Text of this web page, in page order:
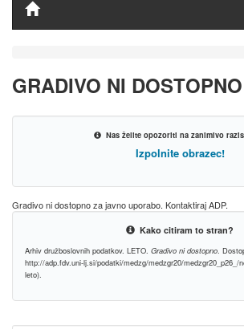
GRADIVO NI DOSTOPNO
Nas želite opozoriti na zanimivo
Izpolnite obrazec!
Gradivo ni dostopno za javno uporabo. Kontaktiraj ADP.
Kako citiram to stran?
Arhiv družboslovnih podatkov. LETO. Gradivo ni dostopno.
http://adp.fdv.uni-lj.si/podatki/medzg/medzgr20/medzgr20_p26_/
leto).